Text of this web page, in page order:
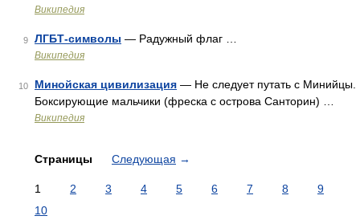
Википедия
9 ЛГБТ-символы — Радужный флаг …
Википедия
10 Минойская цивилизация — Не следует путать с Минийцы.
Боксирующие мальчики (фреска с острова Санторин) …
Википедия
Страницы Следующая →
1 2 3 4 5 6 7 8
9
10